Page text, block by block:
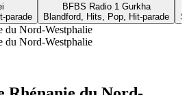
parade
BFBS Radio 1 Gurkha
Blandford, Hits, Pop, Hit-parade
du Nord-Westphalie
du Nord-Westphalie